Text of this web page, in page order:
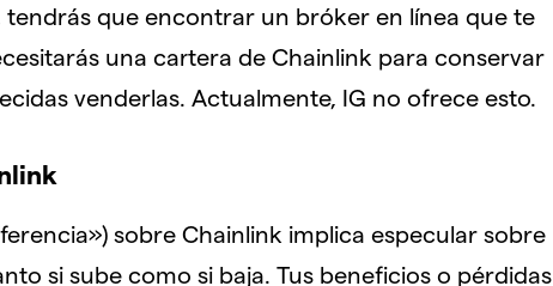
que encontrar un bróker en línea que te
una cartera de Chainlink para conservar
venderlas. Actualmente, IG no ofrece esto.
sobre Chainlink implica especular sobre
si sube como si baja. Tus beneficios o pérdidas